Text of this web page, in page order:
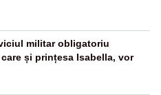
militar obligatoriu
și prințesa Isabella, vor